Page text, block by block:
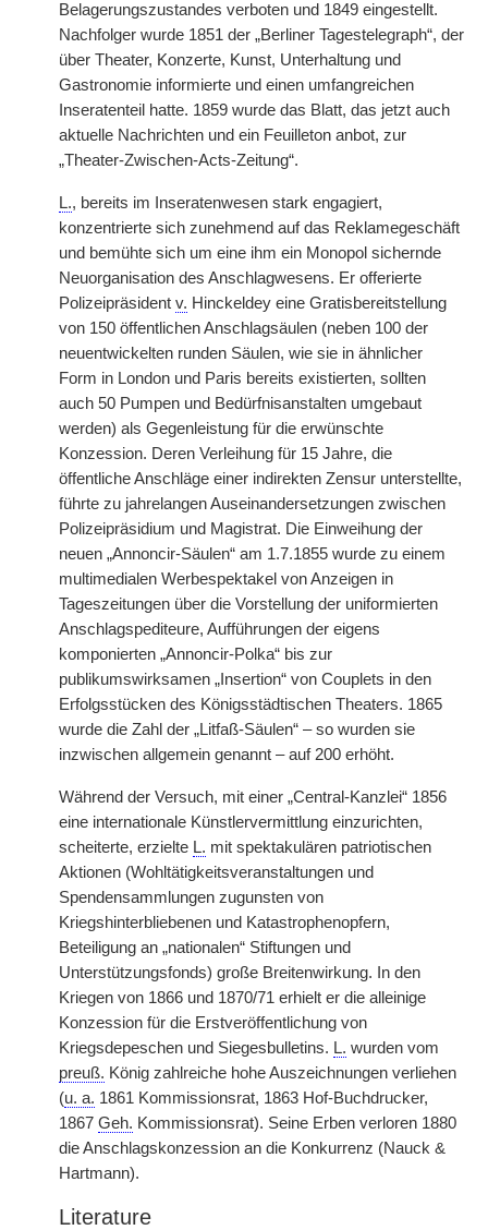
Belagerungszustandes verboten und 1849 eingestellt.
Nachfolger wurde 1851 der „Berliner Tagestelegraph“, der
über Theater, Konzerte, Kunst, Unterhaltung und
Gastronomie informierte und einen umfangreichen
Inseratenteil hatte. 1859 wurde das Blatt, das jetzt auch
aktuelle Nachrichten und ein Feuilleton anbot, zur
„Theater-Zwischen-Acts-Zeitung“.
L., bereits im Inseratenwesen stark engagiert,
konzentrierte sich zunehmend auf das Reklamegeschäft
und bemühte sich um eine ihm ein Monopol sichernde
Neuorganisation des Anschlagwesens. Er offerierte
Polizeipräsident v. Hinckeldey eine Gratisbereitstellung
von 150 öffentlichen Anschlagsäulen (neben 100 der
neuentwickelten runden Säulen, wie sie in ähnlicher
Form in London und Paris bereits existierten, sollten
auch 50 Pumpen und Bedürfnisanstalten umgebaut
werden) als Gegenleistung für die erwünschte
Konzession. Deren Verleihung für 15 Jahre, die
öffentliche Anschläge einer indirekten Zensur unterstellte,
führte zu jahrelangen Auseinandersetzungen zwischen
Polizeipräsidium und Magistrat. Die Einweihung der
neuen „Annoncir-Säulen“ am 1.7.1855 wurde zu einem
multimedialen Werbespektakel von Anzeigen in
Tageszeitungen über die Vorstellung der uniformierten
Anschlagspediteure, Aufführungen der eigens
komponierten „Annoncir-Polka“ bis zur
publikumswirksamen „Insertion“ von Couplets in den
Erfolgsstücken des Königsstädtischen Theaters. 1865
wurde die Zahl der „Litfaß-Säulen“ – so wurden sie
inzwischen allgemein genannt – auf 200 erhöht.
Während der Versuch, mit einer „Central-Kanzlei“ 1856
eine internationale Künstlervermittlung einzurichten,
scheiterte, erzielte L. mit spektakulären patriotischen
Aktionen (Wohltätigkeitsveranstaltungen und
Spendensammlungen zugunsten von
Kriegshinterbliebenen und Katastrophenopfern,
Beteiligung an „nationalen“ Stiftungen und
Unterstützungsfonds) große Breitenwirkung. In den
Kriegen von 1866 und 1870/71 erhielt er die alleinige
Konzession für die Erstveröffentlichung von
Kriegsdepeschen und Siegesbulletins. L. wurden vom
preuß. König zahlreiche hohe Auszeichnungen verliehen
(u. a. 1861 Kommissionsrat, 1863 Hof-Buchdrucker,
1867 Geh. Kommissionsrat). Seine Erben verloren 1880
die Anschlagskonzession an die Konkurrenz (Nauck &
Hartmann).
Literature